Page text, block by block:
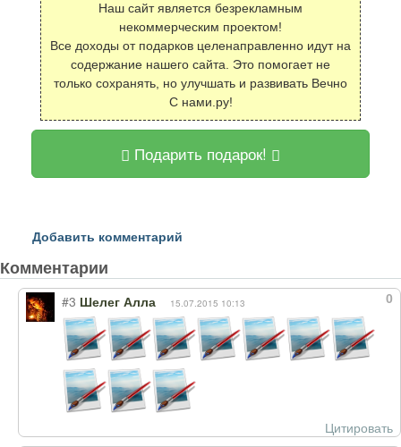
Наш сайт является безрекламным
некоммерческим проектом!
Все доходы от подарков целенаправленно идут на
содержание нашего сайта. Это помогает не
только сохранять, но улучшать и развивать Вечно
С нами.ру!
Подарить подарок!
Добавить комментарий
Комментарии
0
#3 Шелег Алла 15.07.2015 10:13
Цитировать